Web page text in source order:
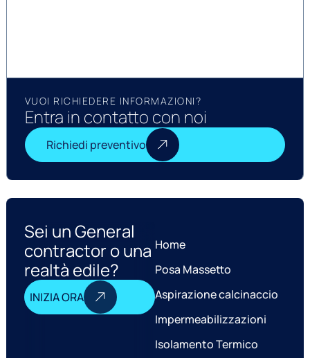
VUOI RICHIEDERE INFORMAZIONI?
Entra in contatto con noi
Richiedi preventivo
Sei un General
contractor o una
realtà edile?
INIZIA ORA
Home
Posa Massetto
Aspirazione calcinaccio
Impermeabilizzazioni
Isolamento Termico